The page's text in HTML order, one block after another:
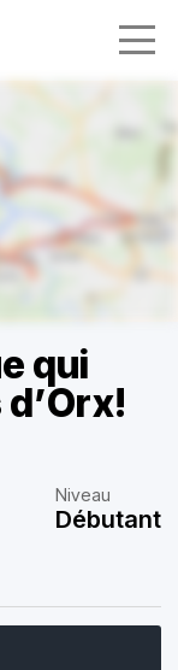
qui
Niveau
Débutant